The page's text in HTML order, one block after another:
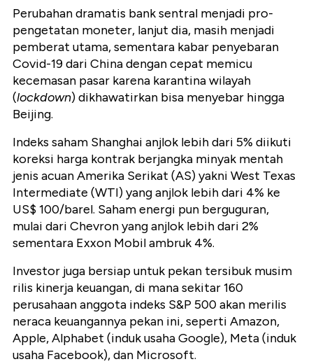
Perubahan dramatis bank sentral menjadi pro-
pengetatan moneter, lanjut dia, masih menjadi
pemberat utama, sementara kabar penyebaran
Covid-19 dari China dengan cepat memicu
kecemasan pasar karena karantina wilayah
(lockdown) dikhawatirkan bisa menyebar hingga
Beijing.
Indeks saham Shanghai anjlok lebih dari 5% diikuti
koreksi harga kontrak berjangka minyak mentah
jenis acuan Amerika Serikat (AS) yakni West Texas
Intermediate (WTI) yang anjlok lebih dari 4% ke
US$ 100/barel. Saham energi pun berguguran,
mulai dari Chevron yang anjlok lebih dari 2%
sementara Exxon Mobil ambruk 4%.
Investor juga bersiap untuk pekan tersibuk musim
rilis kinerja keuangan, di mana sekitar 160
perusahaan anggota indeks S&P 500 akan merilis
neraca keuangannya pekan ini, seperti Amazon,
Apple, Alphabet (induk usaha Google), Meta (induk
usaha Facebook), dan Microsoft.